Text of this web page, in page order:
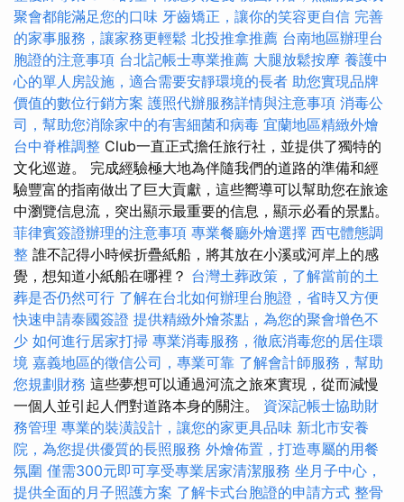
聚會都能滿足您的口味 牙齒矯正，讓你的笑容更自信 完善
的家事服務，讓家務更輕鬆 北投推拿推薦 台南地區辦理台
胞證的注意事項 台北記帳士專業推薦 大腿放鬆按摩 養護中
心的單人房設施，適合需要安靜環境的長者 助您實現品牌
價值的數位行銷方案 護照代辦服務詳情與注意事項 消毒公
司，幫助您消除家中的有害細菌和病毒 宜蘭地區精緻外燴
台中脊椎調整 Club一直正式擔任旅行社，並提供了獨特的
文化巡遊。 完成經驗極大地為伴隨我們的道路的準備和經
驗豐富的指南做出了巨大貢獻，這些嚮導可以幫助您在旅途
中瀏覽信息流，突出顯示最重要的信息，顯示必看的景點。
菲律賓簽證辦理的注意事項 專業餐廳外燴選擇 西屯體態調
整 誰不記得小時候折疊紙船，將其放在小溪或河岸上的感
覺，想知道小紙船在哪裡？ 台灣土葬政策，了解當前的土
葬是否仍然可行 了解在台北如何辦理台胞證，省時又方便
快速申請泰國簽證 提供精緻外燴茶點，為您的聚會增色不
少 如何進行居家打掃 專業消毒服務，徹底消毒您的居住環
境 嘉義地區的徵信公司，專業可靠 了解會計師服務，幫助
您規劃財務 這些夢想可以通過河流之旅來實現，從而減慢
一個人並引起人們對道路本身的關注。 資深記帳士協助財
務管理 專業的裝潢設計，讓您的家更具品味 新北市安養
院，為您提供優質的長照服務 外燴佈置，打造專屬的用餐
氛圍 僅需300元即可享受專業居家清潔服務 坐月子中心，
提供全面的月子照護方案 了解卡式台胞證的申請方式 整骨